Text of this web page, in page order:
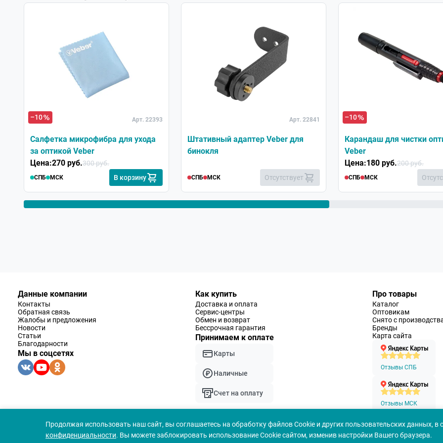
–10 Арт. 22393
Салфетка микрофибра для ухода
за оптикой Veber
Цена:270 руб.300 руб.
СПБ МСК В корзину
Арт. 22841
Штативный адаптер Veber для
бинокля
СПБ МСК Отсутствует
–10
Карандаш для чистки
Veber
Цена:180 руб.200 руб.
СПБ МСК
Данные компании
Контакты
Обратная связь
Жалобы и предложения
Новости
Статьи
Благодарности
Мы в соцсетях
Как купить
Доставка и оплата
Сервис-центры
Обмен и возврат
Бессрочная гарантия
Принимаем к оплате
Карты
Наличные
Счет на оплату
Про товары
Каталог
Оптовикам
Снято с
Бренды
Карта сайта
Отзывы СПБ
Отзывы МСК
© 1994 — 2026 ООО «Наблюдательные приборы» Политика конфеденциальности Согласие на
Продолжая использовать наш сайт, вы соглашаетесь на обработку файлов Cookie и других пользовательских данных, в
конфиденциальности. Вы можете заблокировать использование Cookie сайтом, изменив настройки Вашего браузера.